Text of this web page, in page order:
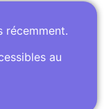
récemment.
au